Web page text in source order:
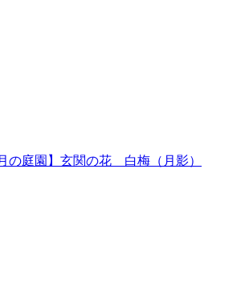
の庭園】玄関の花 白梅（月影）